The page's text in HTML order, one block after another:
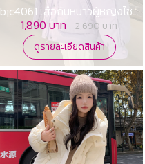
bjc4061 เสื้อกันหนาวผู้หญิงไซศ
ใหญ่
1,890 บาท
2,690 บาท
ดูรายละเอียดสินค้า